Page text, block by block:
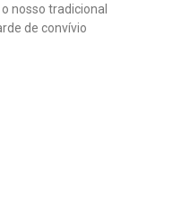
nosso tradicional
de convívio